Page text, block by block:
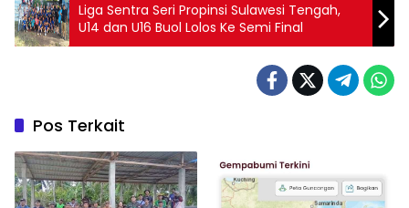
Liga Sentra Seri Propinsi Sulawesi Tengah,
U14 dan U16 Buol Lolos Ke Semi Final
Pos Terkait